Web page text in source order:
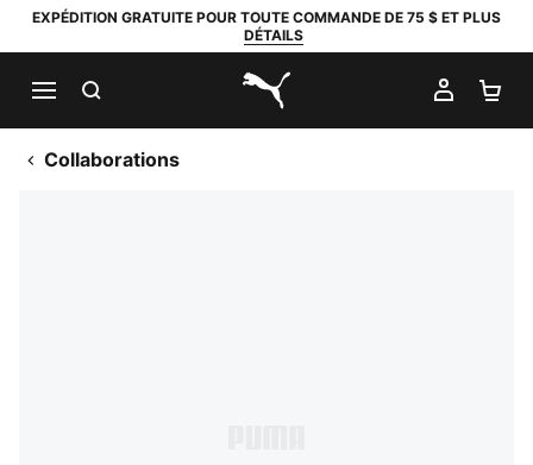
EXPÉDITION GRATUITE POUR TOUTE COMMANDE DE 75 $ ET PLUS
DÉTAILS
PUMA.com
MON
Collaborations